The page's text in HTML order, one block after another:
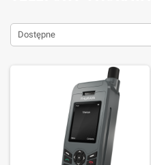
Dostępne